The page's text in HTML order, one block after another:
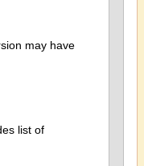
may have
list of